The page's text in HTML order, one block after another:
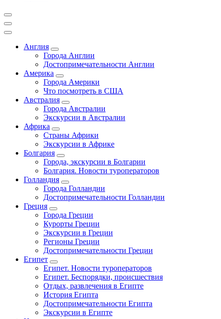
Англия
Города Англии
Достопримечательности Англии
Америка
Города Америки
Что посмотреть в США
Австралия
Города Австралии
Экскурсии в Австралии
Африка
Страны Африки
Экскурсии в Африке
Болгария
Города, экскурсии в Болгарии
Болгария. Новости туроператоров
Голландия
Города Голландии
Достопримечательности Голландии
Греция
Города Греции
Курорты Греции
Экскурсии в Греции
Регионы Греции
Достопримечательности Греции
Египет
Египет. Новости туроператоров
Египет. Беспорядки, происшествия
Отдых, развлечения в Египте
История Египта
Достопримечательности Египта
Экскурсии в Египте